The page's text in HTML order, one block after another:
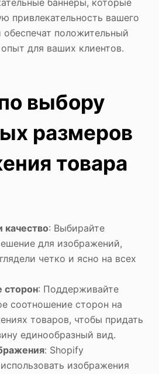
баннеры, которые
привлекательность вашего
обеспечат положительный
для ваших клиентов.
выбору
размеров
товара
качество: Выбирайте
для изображений,
четко и ясно на всех
сторон: Поддерживайте
соотношение сторон на
товаров, чтобы придать
единообразный вид.
: Shopify
изображения